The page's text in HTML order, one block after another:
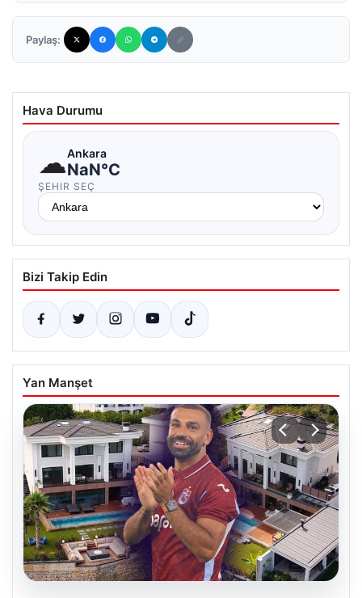
Paylaş:
Hava Durumu
☁Ankara
NaN°C
ŞEHIR SEÇ
Bizi Takip Edin
Yan Manşet